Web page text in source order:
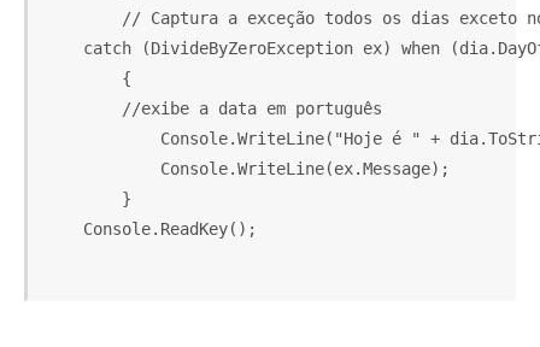
// Captura a exceção todos os dias exceto
catch (DivideByZeroException ex) when
        {
        //exibe a data em português
Console.WriteLine("Hoje é " +
            Console.WriteLine(ex.Message);
        }
    Console.ReadKey();